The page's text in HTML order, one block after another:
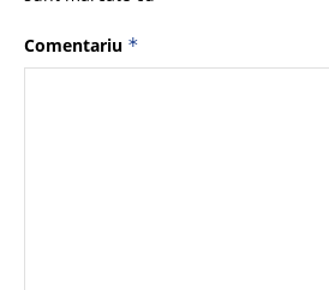
Comentariu *